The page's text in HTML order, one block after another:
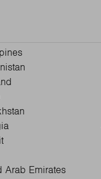
Arab Emirates